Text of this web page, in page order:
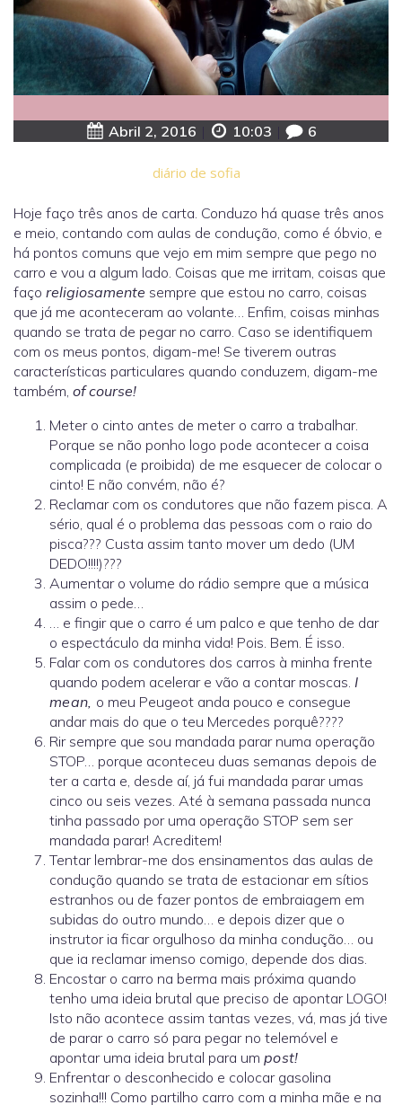
Abril 2, 2016 10:03 6
diário de sofia
Hoje faço três anos de carta. Conduzo há quase três anos
e meio, contando com aulas de condução, como é óbvio, e
há pontos comuns que vejo em mim sempre que pego no
carro e vou a algum lado. Coisas que me irritam, coisas que
faço religiosamente sempre que estou no carro, coisas
que já me aconteceram ao volante… Enfim, coisas minhas
quando se trata de pegar no carro. Caso se identifiquem
com os meus pontos, digam-me! Se tiverem outras
características particulares quando conduzem, digam-me
também, of course!
Meter o cinto antes de meter o carro a trabalhar.
Porque se não ponho logo pode acontecer a coisa
complicada (e proibida) de me esquecer de colocar o
cinto! E não convém, não é?
Reclamar com os condutores que não fazem pisca. A
sério, qual é o problema das pessoas com o raio do
pisca??? Custa assim tanto mover um dedo (UM
DEDO!!!!)???
Aumentar o volume do rádio sempre que a música
assim o pede…
… e fingir que o carro é um palco e que tenho de dar
o espectáculo da minha vida! Pois. Bem. É isso.
Falar com os condutores dos carros à minha frente
quando podem acelerar e vão a contar moscas. I
mean, o meu Peugeot anda pouco e consegue
andar mais do que o teu Mercedes porquê????
Rir sempre que sou mandada parar numa operação
STOP… porque aconteceu duas semanas depois de
ter a carta e, desde aí, já fui mandada parar umas
cinco ou seis vezes. Até à semana passada nunca
tinha passado por uma operação STOP sem ser
mandada parar! Acreditem!
Tentar lembrar-me dos ensinamentos das aulas de
condução quando se trata de estacionar em sítios
estranhos ou de fazer pontos de embraiagem em
subidas do outro mundo… e depois dizer que o
instrutor ia ficar orgulhoso da minha condução… ou
que ia reclamar imenso comigo, depende dos dias.
Encostar o carro na berma mais próxima quando
tenho uma ideia brutal que preciso de apontar LOGO!
Isto não acontece assim tantas vezes, vá, mas já tive
de parar o carro só para pegar no telemóvel e
apontar uma ideia brutal para um post!
Enfrentar o desconhecido e colocar gasolina
sozinha!!! Como partilho carro com a minha mãe e na